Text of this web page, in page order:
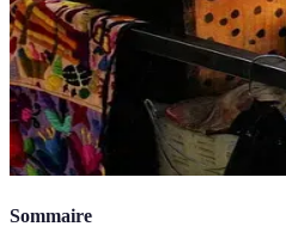
Sommaire